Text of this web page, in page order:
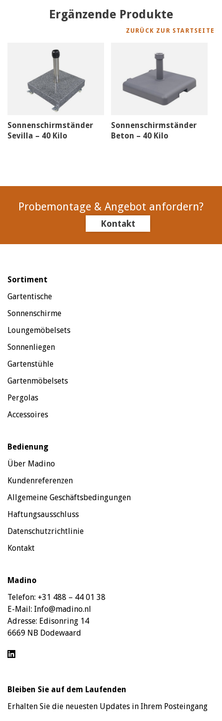
Ergänzende Produkte
ZURÜCK ZUR STARTSEITE
Sonnenschirmständer
Sevilla – 40 Kilo
Sonnenschirmständer
Beton – 40 Kilo
Probemontage & Angebot anfordern?
Kontakt
Sortiment
Gartentische
Sonnenschirme
Loungemöbelsets
Sonnenliegen
Gartenstühle
Gartenmöbelsets
Pergolas
Accessoires
Bedienung
Über Madino
Kundenreferenzen
Allgemeine Geschäftsbedingungen
Haftungsausschluss
Datenschutzrichtlinie
Kontakt
Madino
Telefon: +31 488 – 44 01 38
E-Mail: Info@madino.nl
Adresse: Edisonring 14
6669 NB Dodewaard
Bleiben Sie auf dem Laufenden
Erhalten Sie die neuesten Updates in Ihrem Posteingang